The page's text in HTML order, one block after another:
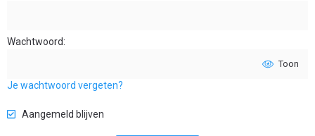
Wachtwoord
Toon
Je wachtwoord vergeten?
Aangemeld blijven